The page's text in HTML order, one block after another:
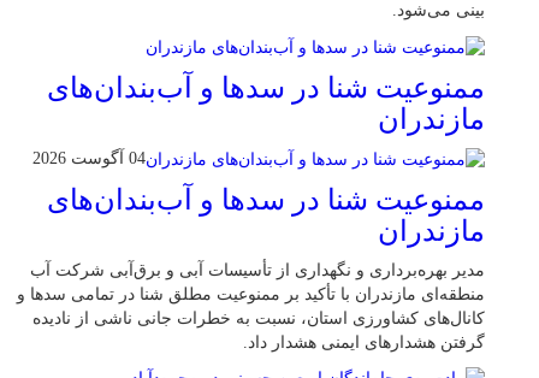
بینی می‌شود.
ممنوعیت شنا در سدها و آب‌بندان‌‌های
مازندران
04 آگوست 2026
ممنوعیت شنا در سدها و آب‌بندان‌‌های
مازندران
مدیر بهره‌برداری و نگهداری از تأسیسات آبی و برق‌آبی شرکت آب
منطقه‌ای مازندران با تأکید بر ممنوعیت مطلق شنا در تمامی سدها و
کانال‌های کشاورزی استان، نسبت به خطرات جانی ناشی از نادیده
گرفتن هشدارهای ایمنی هشدار داد.